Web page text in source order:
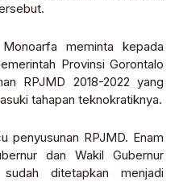
meminta kepada
Provinsi Gorontalo
RPJMD 2018-2022 yang
tahapan teknokratiknya.
penyusunan RPJMD. Enam
dan Wakil Gubernur
ditetapkan menjadi